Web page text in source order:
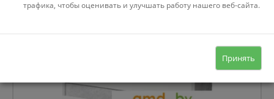
трафика, чтобы оценивать и улучшать работу нашего веб-сайта.
Принять